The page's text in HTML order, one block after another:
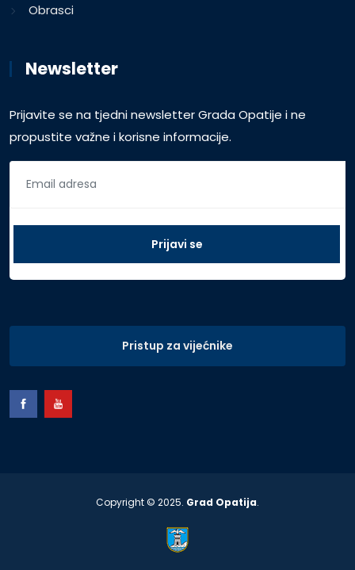
Obrasci
Newsletter
Prijavite se na tjedni newsletter Grada Opatije i ne
propustite važne i korisne informacije.
Pristup za vijećnike
Copyright © 2025. Grad Opatija.